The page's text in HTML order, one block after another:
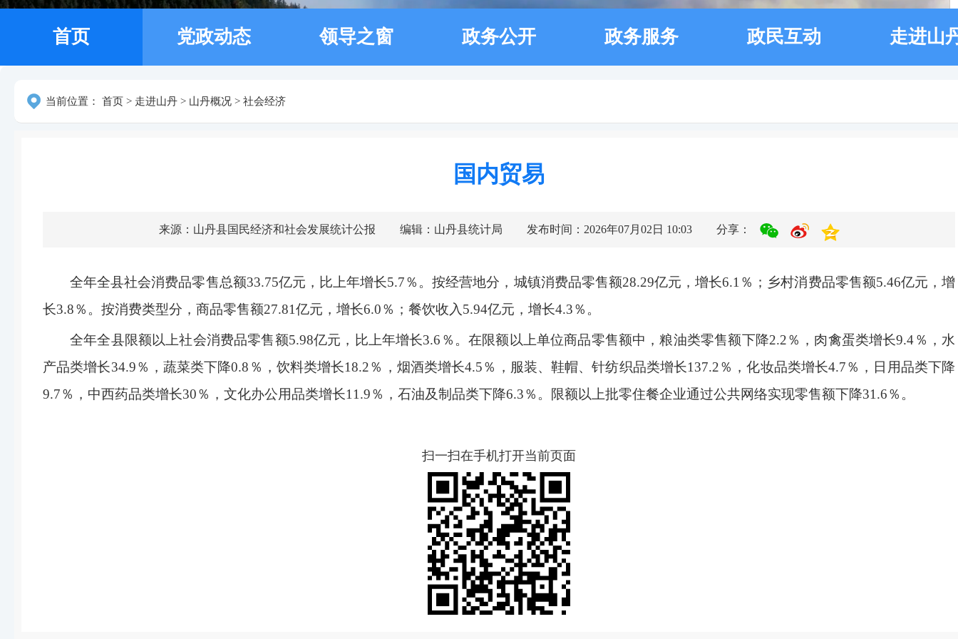
首页 党政动态 领导之窗 政务公开 政务服务 政民互动 走进山
当前位置： 首页 > 走进山丹 > 山丹概况 > 社会经济
国内贸易
来源：山丹县国民经济和社会发展统计公报 编辑：山丹县统计局 发布时间：2026年07月02日 10:03 分享：
全年全县社会消费品零售总额33.75亿元，比上年增长5.7％。按经营地分，城镇消费品零售额28.29亿元，增长6.1％；乡村消费品零售额5.46亿元，增
长3.8％。按消费类型分，商品零售额27.81亿元，增长6.0％；餐饮收入5.94亿元，增长4.3％。
全年全县限额以上社会消费品零售额5.98亿元，比上年增长3.6％。在限额以上单位商品零售额中，粮油类零售额下降2.2％，肉禽蛋类增长9.4％，水
产品类增长34.9％，蔬菜类下降0.8％，饮料类增长18.2％，烟酒类增长4.5％，服装、鞋帽、针纺织品类增长137.2％，化妆品类增长4.7％，日用品类下降
9.7％，中西药品类增长30％，文化办公用品类增长11.9％，石油及制品类下降6.3％。限额以上批零住餐企业通过公共网络实现零售额下降31.6％。
扫一扫在手机打开当前页面